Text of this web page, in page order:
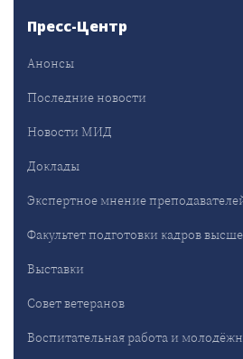
Пресс-Центр
Анонсы
Последние новости
Новости МИД
Доклады
Экспертное мнение
Факультет подготовки кадров
Выставки
Совет ветеранов
Воспитательная работа и